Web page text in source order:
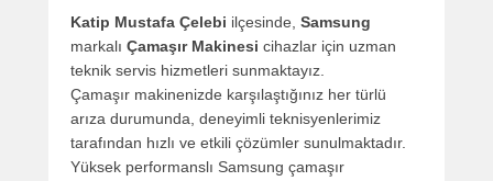
Katip Mustafa Çelebi ilçesinde, Samsung
markalı Çamaşır Makinesi cihazlar için uzman
teknik servis hizmetleri sunmaktayız.
Çamaşır makinenizde karşılaştığınız her türlü
arıza durumunda, deneyimli teknisyenlerimiz
tarafından hızlı ve etkili çözümler sunulmaktadır.
Yüksek performanslı Samsung çamaşır